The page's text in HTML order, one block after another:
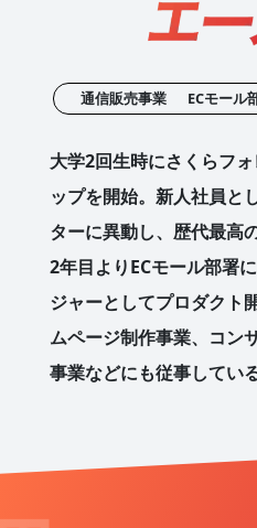
通信販売事業 ECモール
大学2回生時にさくらフ
ップを開始。新人社員と
ターに異動し、歴代最高
2年目よりECモール部署
ジャーとしてプロダクト
ムページ制作事業、コン
事業などにも従事している